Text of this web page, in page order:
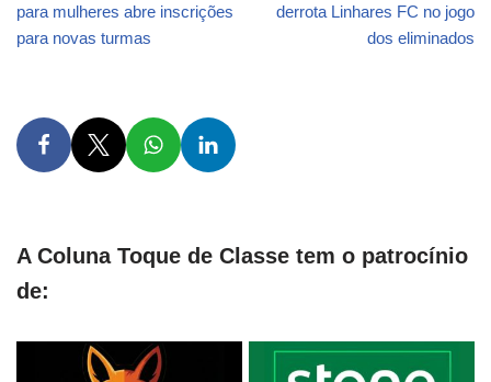
para mulheres abre inscrições
para novas turmas
derrota Linhares FC no jogo
dos eliminados
A Coluna Toque de Classe tem o patrocínio
de: